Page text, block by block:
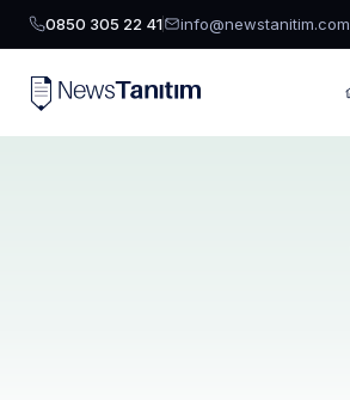
0850 305 22 41 info@newstanitim.com